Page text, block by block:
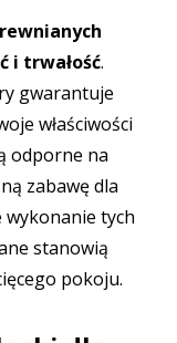
i trwałość.
gwarantuje
właściwości
odporne na
zabawę dla
wykonanie tych
stanowią
pokoju.